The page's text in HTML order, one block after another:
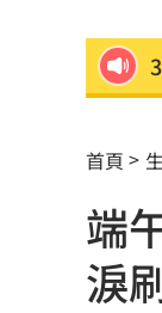
首頁
端
淚